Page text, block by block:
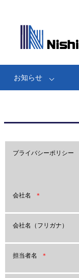
お知らせ
プライバシーポリシー
会社名 ＊
会社名（フリガナ）
担当者名 ＊